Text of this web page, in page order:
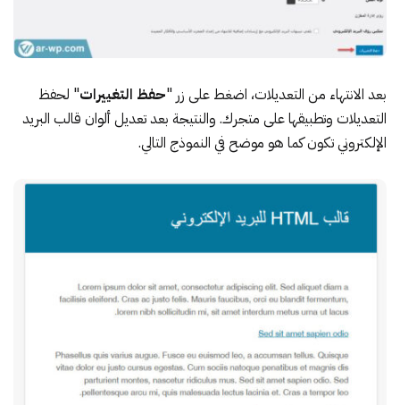
بعد الانتهاء من التعديلات، اضغط على زر "حفظ التغييرات" لحفظ
التعديلات وتطبيقها على متجرك. والنتيجة بعد تعديل ألوان قالب البريد
الإلكتروني تكون كما هو موضح في النموذج التالي.